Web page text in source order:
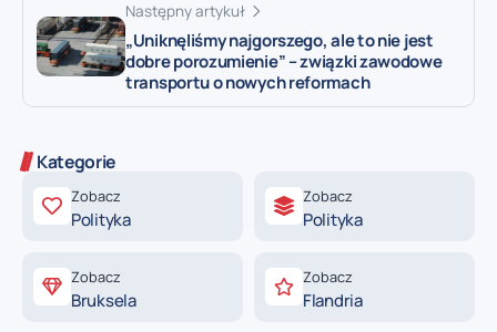
Następny artykuł
„Uniknęliśmy najgorszego, ale to nie jest
dobre porozumienie” – związki zawodowe
transportu o nowych reformach
Kategorie
Zobacz
Polityka
Zobacz
Polityka
Zobacz
Bruksela
Zobacz
Flandria